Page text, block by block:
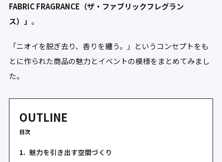
FABRIC FRAGRANCE（ザ・ファブリックフレグラン
ス）」 。
「ニオイを脱ぎ去り、香りを纏う。」というコンセプトをも
とに作られた商品の魅力とイベントの模様をまとめてみまし
た。
OUTLINE
目次
1. 魅力を引き出す空間づくり